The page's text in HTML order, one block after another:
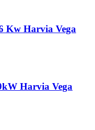
Kw Harvia Vega
Harvia Vega